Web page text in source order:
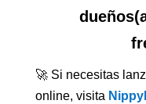
🚀 Si necesitas
online, visita